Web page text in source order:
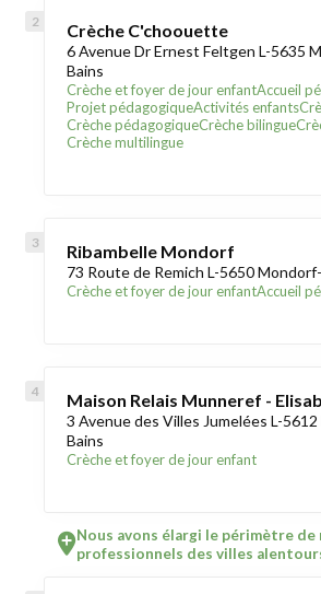
Crèche C'choouette
6 Avenue Dr Ernest Feltgen L-5635
Bains
Crèche et foyer de jour enfantAccueil
Projet pédagogiqueActivités enfants
Crèche pédagogiqueCrèche bilingue
Crèche multilingue
Ribambelle Mondorf
73 Route de Remich L-5650
Crèche et foyer de jour enfantAccueil
Maison Relais Munneref -
3 Avenue des Villes Jumelées L-
Bains
Crèche et foyer de jour enfant
Nous avons élargi le périmètre de
professionnels des villes